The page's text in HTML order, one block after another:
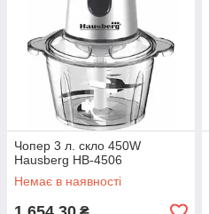
Чопер 3 л. скло 450W
Hausberg HB-4506
Немає в наявності